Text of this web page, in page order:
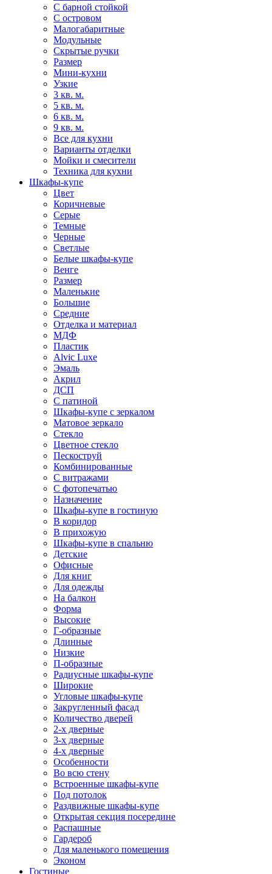
С барной стойкой
С островом
Малогабаритные
Модульные
Скрытые ручки
Размер
Мини-кухни
Узкие
3 кв. м.
5 кв. м.
6 кв. м.
9 кв. м.
Все для кухни
Варианты отделки
Мойки и смесители
Техника для кухни
Шкафы-купе
Цвет
Коричневые
Серые
Темные
Черные
Светлые
Белые шкафы-купе
Венге
Размер
Маленькие
Большие
Средние
Отделка и материал
МДФ
Пластик
Alvic Luxe
Эмаль
Акрил
ДСП
С патиной
Шкафы-купе с зеркалом
Матовое зеркало
Стекло
Цветное стекло
Пескоструй
Комбинированные
С витражами
С фотопечатью
Назначение
Шкафы-купе в гостиную
В коридор
В прихожую
Шкафы-купе в спальню
Детские
Офисные
Для книг
Для одежды
На балкон
Форма
Высокие
Г-образные
Длинные
Низкие
П-образные
Радиусные шкафы-купе
Широкие
Угловые шкафы-купе
Закругленный фасад
Количество дверей
2-х дверные
3-х дверные
4-х дверные
Особенности
Во всю стену
Встроенные шкафы-купе
Под потолок
Раздвижные шкафы-купе
Открытая секция посередине
Распашные
Гардероб
Для маленького помещения
Эконом
Гостиные